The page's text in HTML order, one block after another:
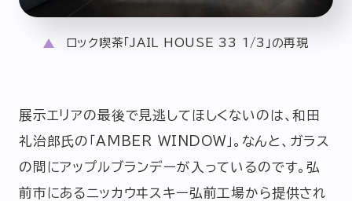
ロック喫茶「JAIL HOUSE 33 1/3」の再現
展示エリアの最後で見逃してほしくないのは、和田
礼治郎氏の「AMBER WINDOW」。なんと、ガラス
の間にアップルブランデーが入っているのです。弘
前市にあるニッカウヰスキー弘前工場から提供され